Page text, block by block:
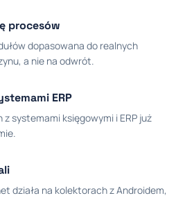
procesów
dopasowana do realnych
a nie na odwrót.
ERP
systemami księgowymi i ERP już
działa na kolektorach z Androidem,